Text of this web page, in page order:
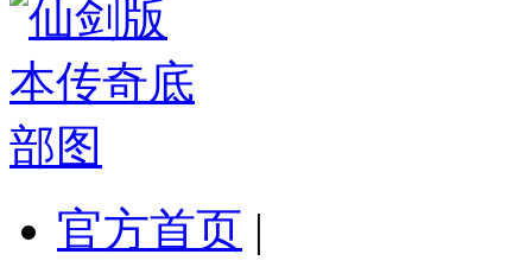
官方首页 |